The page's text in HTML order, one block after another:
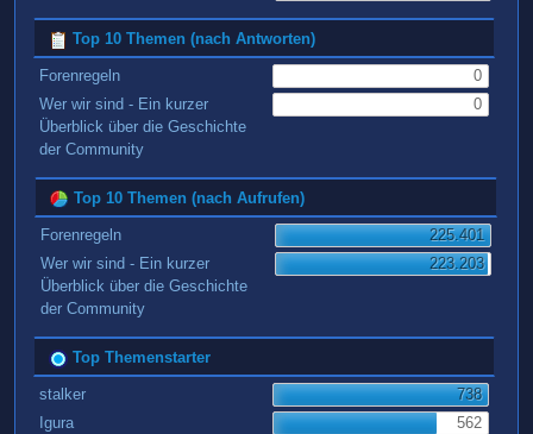
Top 10 Themen (nach Antworten)
Forenregeln
0
Wer wir sind - Ein kurzer
Überblick über die Geschichte
der Community
0
Top 10 Themen (nach Aufrufen)
Forenregeln
225.401
Wer wir sind - Ein kurzer
Überblick über die Geschichte
der Community
223.203
Top Themenstarter
stalker
738
Igura
562